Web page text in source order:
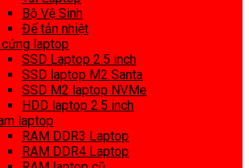
Bộ Vệ Sinh
Đế tản nhiệt
cứng laptop
SSD Laptop 2.5 inch
SSD laptop M2 Santa
SSD M2 laptop NVMe
HDD laptop 2.5 inch
laptop
RAM DDR3 Laptop
RAM DDR4 Laptop